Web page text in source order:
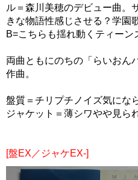
ル＝森川美穂のデビュー曲。
きな物語性感じさせる？学園
B=こちらも揺れ動くティーン
両曲ともにのちの「らいおん
作曲。
盤質＝チリプチノイズ気にな
ジャケット＝薄シワやや見ら
[盤EX／ジャケEX-]